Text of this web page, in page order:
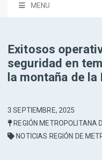
MENU
Exitosos
seguridad en
la montaña de la
3 SEPTIEMBRE, 2025
REGIÓN METROPOLITANA
NOTICIAS REGIÓN DE